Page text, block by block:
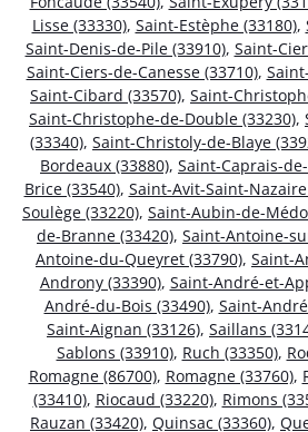
Lisse (33330), Saint-Estèphe (33180),
Saint-Denis-de-Pile (33910), Saint-
Saint-Ciers-de-Canesse (33710),
Saint-Cibard (33570), Saint-
Saint-Christophe-de-Double (33230),
(33340), Saint-Christoly-de-Blaye
Bordeaux (33880), Saint-Caprais-
Brice (33540), Saint-Avit-Saint-Nazaire
Soulège (33220), Saint-Aubin-de-
de-Branne (33420), Saint-Antoine-
Antoine-du-Queyret (33790), Saint-
Androny (33390), Saint-André-et-
André-du-Bois (33490), Saint-
Saint-Aignan (33126), Saillans
Sablons (33910), Ruch (33350),
Romagne (86700), Romagne (33760),
(33410), Riocaud (33220), Rimons
Rauzan (33420), Quinsac (33360),